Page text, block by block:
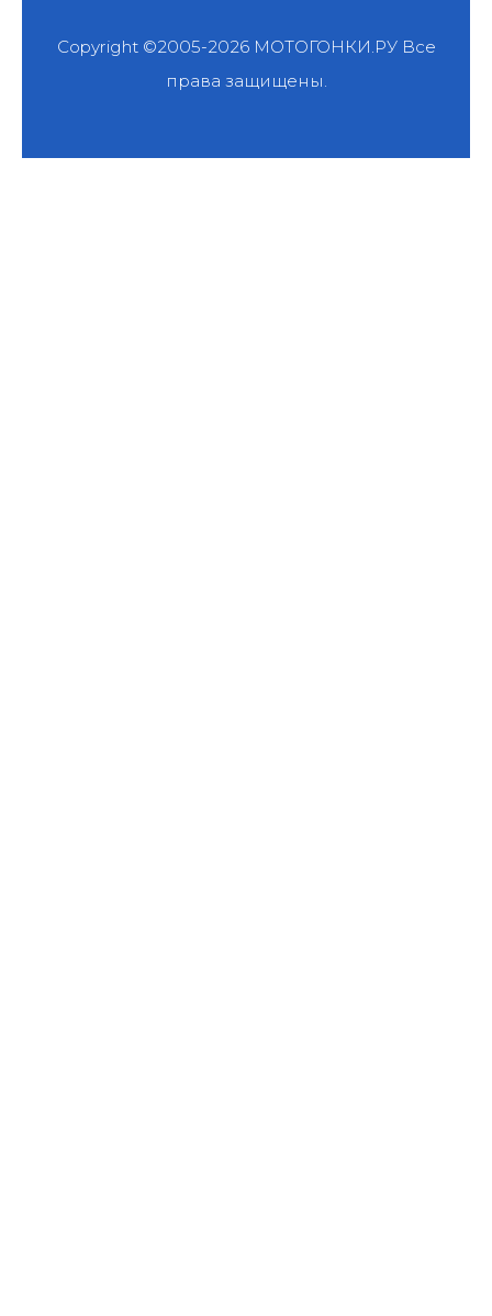
Copyright ©2005-2026 МОТОГОНКИ.РУВсе
права защищены.